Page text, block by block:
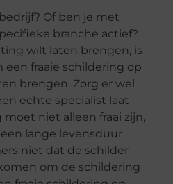
Of ben je met
branche actief?
wilt laten brengen, is
fraaie schildering op
brengen. Zorg er wel
echte specialist laat
niet alleen fraai zijn,
lange levensduur
niet dat de schilder
om de schildering